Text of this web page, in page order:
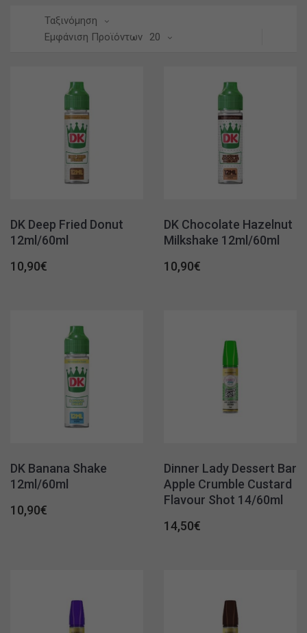
Ταξινόμηση
Εμφάνιση Προϊόντων
20
DK Deep Fried Donut
12ml/60ml
10,90€
DK Chocolate Hazelnut
Milkshake 12ml/60ml
10,90€
DK Banana Shake
12ml/60ml
10,90€
Dinner Lady Dessert Bar
Apple Crumble Custard
Flavour Shot 14/60ml
14,50€